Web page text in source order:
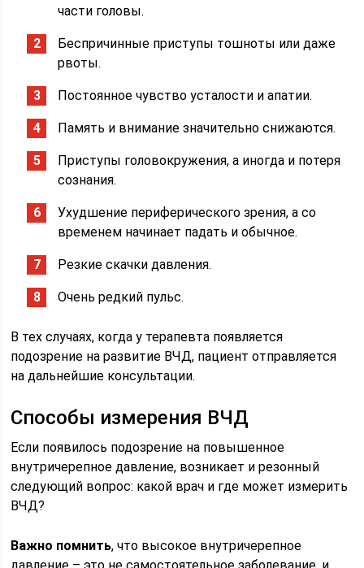
части головы.
Беспричинные приступы тошноты или даже
рвоты.
Постоянное чувство усталости и апатии.
Память и внимание значительно снижаются.
Приступы головокружения, а иногда и потеря
сознания.
Ухудшение периферического зрения, а со
временем начинает падать и обычное.
Резкие скачки давления.
Очень редкий пульс.
В тех случаях, когда у терапевта появляется
подозрение на развитие ВЧД, пациент отправляется
на дальнейшие консультации.
Способы измерения ВЧД
Если появилось подозрение на повышенное
внутричерепное давление, возникает и резонный
следующий вопрос: какой врач и где может измерить
ВЧД?
Важно помнить, что высокое внутричерепное